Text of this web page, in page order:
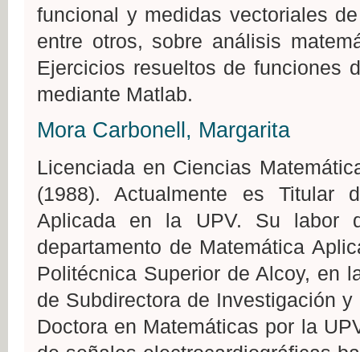
funcional y medidas vectoriales
entre otros, sobre análisis
Ejercicios resueltos de funciones
mediante Matlab.
Mora Carbonell, Margarita
Licenciada en Ciencias
(1988). Actualmente es Titular
Aplicada en la UPV. Su labor
departamento de Matemática
Politécnica Superior de Alcoy, en
de Subdirectora de Investigación
Doctora en Matemáticas por la